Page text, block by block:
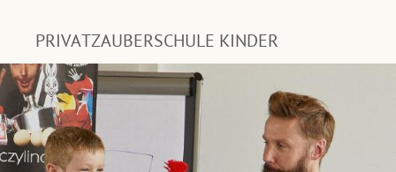
PRIVATZAUBERSCHULE KINDER